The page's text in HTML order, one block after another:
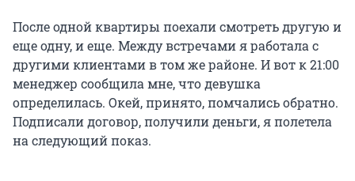
После одной квартиры поехали смотреть другую и
еще одну, и еще. Между встречами я работала с
другими клиентами в том же районе. И вот к 21:00
менеджер сообщила мне, что девушка
определилась. Окей, принято, помчались обратно.
Подписали договор, получили деньги, я полетела
на следующий показ.